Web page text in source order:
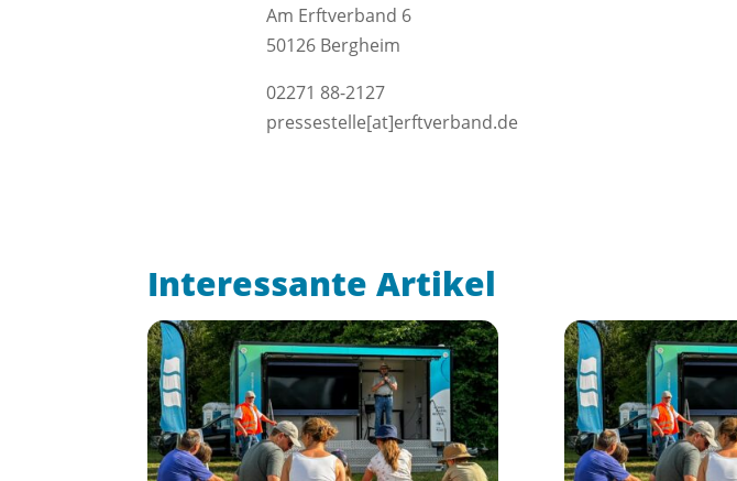
Am Erftverband 6
50126 Bergheim
02271 88-2127
pressestelle[at]erftverband.de
Interessante Artikel